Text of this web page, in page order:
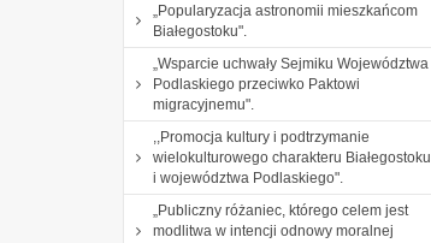
„Popularyzacja astronomii mieszkańcom
Białegostoku".
„Wsparcie uchwały Sejmiku Województwa
Podlaskiego przeciwko Paktowi
migracyjnemu".
,,Promocja kultury i podtrzymanie
wielokulturowego charakteru Białegostoku
i województwa Podlaskiego".
„Publiczny różaniec, którego celem jest
modlitwa w intencji odnowy moralnej